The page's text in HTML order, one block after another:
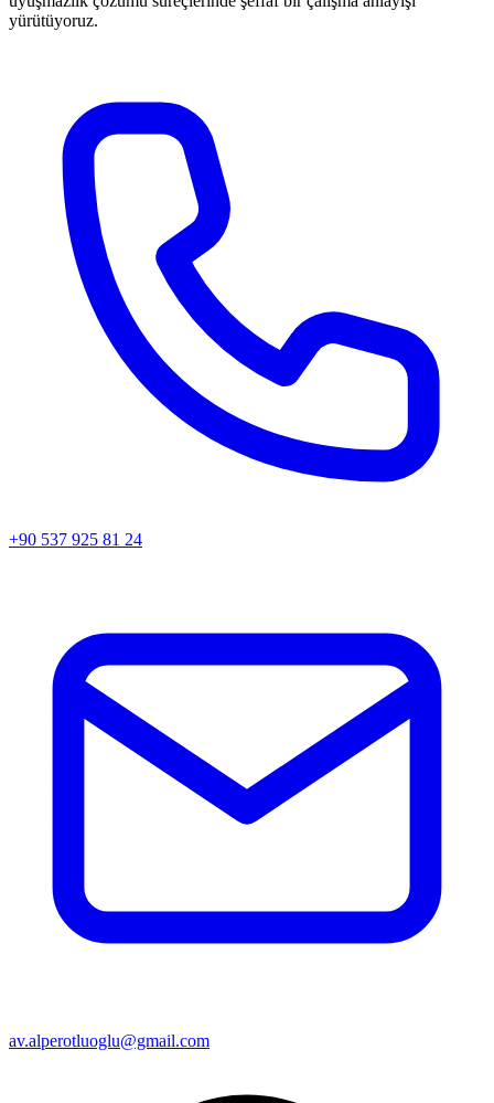
yürütüyoruz.
+90 537 925 81 24
av.alperotluoglu@gmail.com